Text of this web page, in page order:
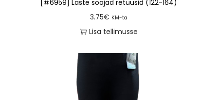
[#6959] Laste soojad retuusid (122-164)
3.75€ KM-ta
Lisa tellimusse